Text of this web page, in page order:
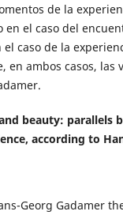
de la
en el caso del
caso de la
en ambos casos, las
beauty: parallels
according to
Georg Gadamer